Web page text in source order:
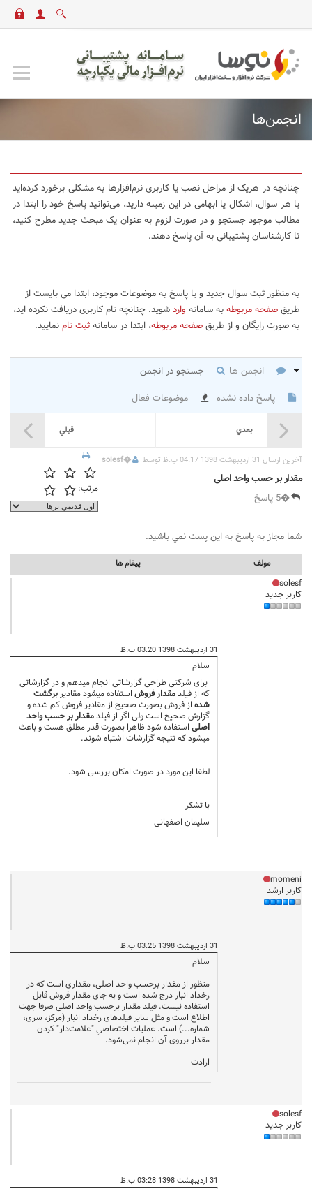
انجمن‌ها
چنانچه در هریک از مراحل نصب یا کاربری نرم‌افزارها به مشکلی برخورد کرده‌اید
یا هر سوال، اشکال یا ابهامی در این زمینه دارید، می‌توانید پاسخ خود را ابتدا در
مطالب موجود جستجو و در صورت لزوم به عنوان یک مبحث جدید مطرح کنید،
تا کارشناسان پشتیبانی به آن پاسخ دهند.
به منظور ثبت سوال جدید و یا پاسخ به موضوعات موجود، ابتدا می بایست از
طریقصفحه مربوطهبه سامانه واردشوید. چنانچه نام کاربری دریافت نکرده اید،
به صورت رایگان و از طریقصفحه مربوطه، ابتدا در سامانهثبت نامنمایید.
انجمن ها
جستجو در انجمن
پاسخ داده نشده
موضوعات فعال
قبلي بعدي
آخرين ارسال 31 اردیبهشت 1398 04:17 ب.ظ توسط �
solesf
مقدار بر حسب واحد اصلی
�5 پاسخ
مرتب:
شما مجاز به پاسخ به اين پست نمي باشيد.
مولف پيغام ها
solesf
کاربر جدید
31 اردیبهشت 1398 03:20 ب.ظ
سلام
برای شرکتی طراحی گزارشاتی انجام میدهم و در گزارشاتی
که از فیلدمقدار فروش استفاده میشود مقادیربرگشت
شده از فروش بصورت صحیح از مقادیر فروش کم شده و
گزارش صحیح است ولی اگر از فیلدمقدار بر حسب واحد
اصلی استفاده شود ظاهرا بصورت قدر مطلق هست و باعث
میشود که نتیجه گزارشات اشتباه شوند.
لطفا این مورد در صورت امکان بررسی شود.
با تشکر
سلیمان اصفهانی
momeni
کاربر ارشد
31 اردیبهشت 1398 03:25 ب.ظ
سلام
منظور از مقدار برحسب واحد اصلی، مقداری است که در
رخداد انبار درج شده است و به جای مقدار فروش قابل
استفاده نیست. فیلد مقدار برحسب واحد اصلی صرفا جهت
اطلاع است و مثل سایر فیلدهای رخداد انبار (مرکز، سری،
شماره...) است. عملیات اختصاصیِ "علامت‌دار" کردن
مقدار برروی آن انجام نمی‌شود.
ارادت
solesf
کاربر جدید
31 اردیبهشت 1398 03:28 ب.ظ